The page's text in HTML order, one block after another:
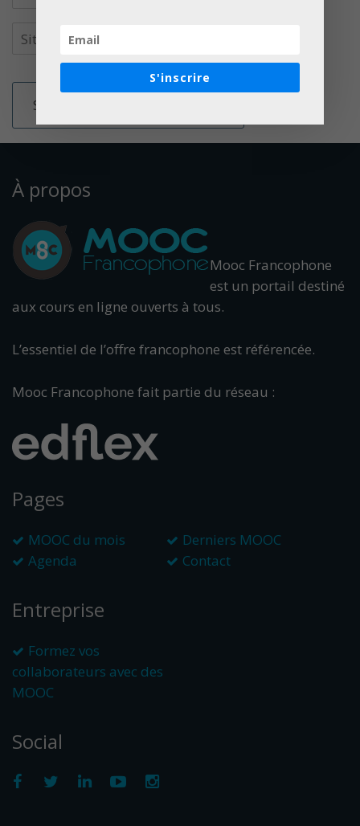
À propos
Mooc Francophone
est un portail destiné
aux cours en ligne ouverts à tous.
L’essentiel de l’offre francophone est référencée.
Mooc Francophone fait partie du réseau :
Pages
MOOC du mois
Derniers MOOC
Agenda
Contact
Entreprise
Formez vos
collaborateurs avec des
MOOC
Social
S'inscrire